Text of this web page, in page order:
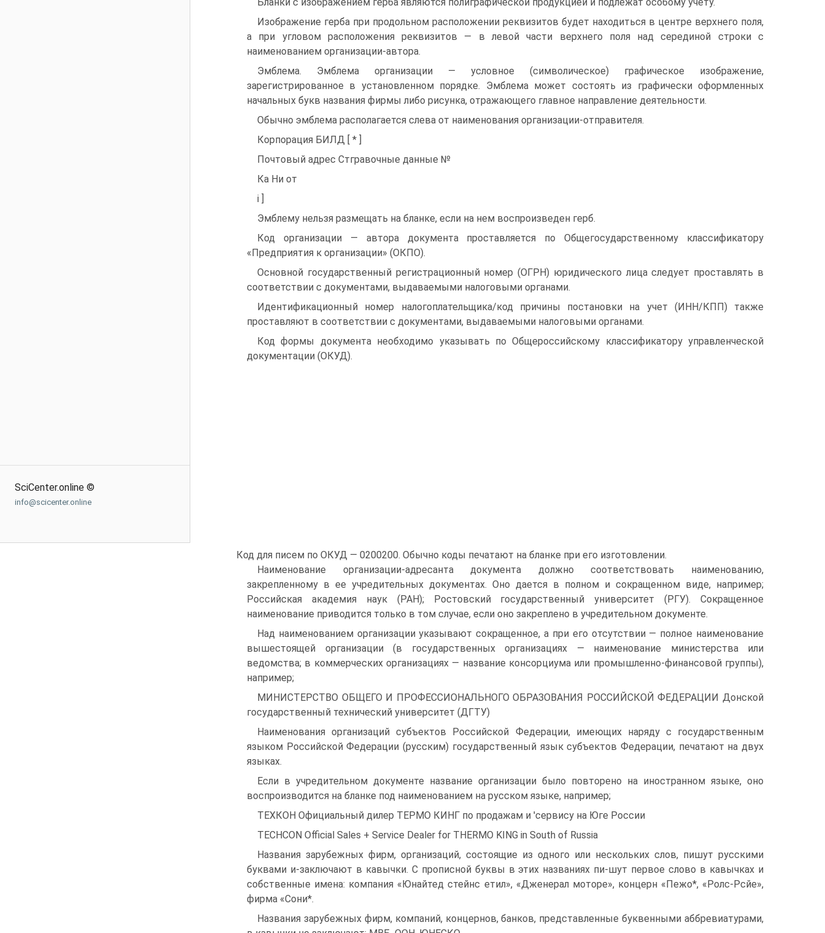
SciCenter.online ©
info@scicenter.online
Изображение герба при продольном расположении реквизитов будет находиться в центре верхнего поля,
а при угловом расположения реквизитов — в левой части верхнего поля над серединой строки с
наименованием организации-автора.
Эмблема. Эмблема организации — условное (символическое) графическое изображение,
зарегистрированное в установленном порядке. Эмблема может состоять из графически оформленных
начальных букв названия фирмы либо рисунка, отражающего главное направление деятельности.
Обычно эмблема располагается слева от наименования организации-отправителя.
Корпорация БИЛД [ * ]
Почтовый адрес Стгравочные данные №
Ка Ни от
і ]
Эмблему нельзя размещать на бланке, если на нем воспроизведен герб.
Код организации — автора документа проставляется по Общегосударственному классификатору
«Предприятия к организации» (ОКПО).
Основной государственный регистрационный номер (ОГРН) юридического лица следует проставлять в
соответствии с документами, выдаваемыми налоговыми органами.
Идентификационный номер налогоплательщика/код причины постановки на учет (ИНН/КПП) также
проставляют в соответствии с документами, выдаваемыми налоговыми органами.
Код формы документа необходимо указывать по Общероссийскому классификатору управленческой
документации (ОКУД).
Код для писем по ОКУД — 0200200. Обычно коды печатают на бланке при его изготовлении.
Наименование организации-адресанта документа должно соответствовать наименованию,
закрепленному в ее учредительных документах. Оно дается в полном и сокращенном виде, например;
Российская академия наук (РАН); Ростовский государственный университет (РГУ). Сокращенное
наименование приводится только в том случае, если оно закреплено в учредительном документе.
Над наименованием организации указывают сокращенное, а при его отсутствии — полное наименование
вышестоящей организации (в государственных организациях — наименование министерства или
ведомства; в коммерческих организациях — название консорциума или промышленно-финансовой группы),
например;
МИНИСТЕРСТВО ОБЩЕГО И ПРОФЕССИОНАЛЬНОГО ОБРАЗОВАНИЯ РОССИЙСКОЙ ФЕДЕРАЦИИ Донской
государственный технический университет (ДГТУ)
Наименования организаций субъектов Российской Федерации, имеющих наряду с государственным
языком Российской Федерации (русским) государственный язык субъектов Федерации, печатают на двух
языках.
Если в учредительном документе название организации было повторено на иностранном языке, оно
воспроизводится на бланке под наименованием на русском языке, например;
ТЕХКОН Официальный дилер ТЕРМО КИНГ по продажам и 'сервису на Юге России
TECHCON Official Sales + Service Dealer for THERMO KING in South of Russia
Названия зарубежных фирм, организаций, состоящие из одного или нескольких слов, пишут русскими
буквами и-заключают в кавычки. С прописной буквы в этих названиях пи-шут первое слово в кавычках и
собственные имена: компания «Юнайтед стейнс етил», «Дженерал моторе», концерн «Пежо*, «Ролс-Рсйе»,
фирма «Сони*.
Названия зарубежных фирм, компаний, концернов, банков, представленные буквенными аббревиатурами,